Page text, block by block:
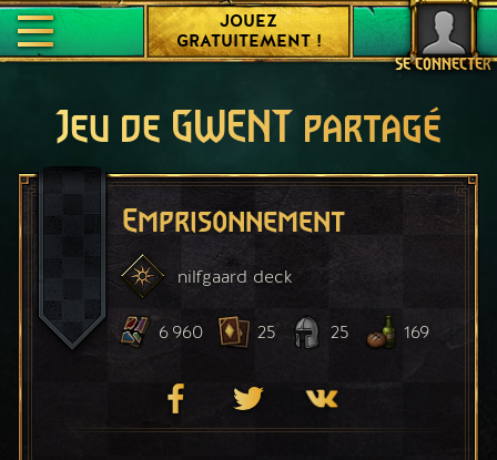
SE CONNECTER
JOUEZ
GRATUITEMENT !
Jeu de GWENT partagé
Emprisonnement
nilfgaard deck
6 960 25 25 169